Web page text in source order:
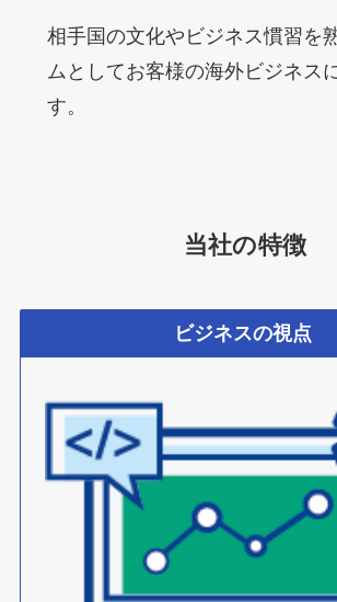
相手国の文化やビジネス慣習を
ムとしてお客様の海外ビジネス
す。
当社の特徴
ビジネスの視点